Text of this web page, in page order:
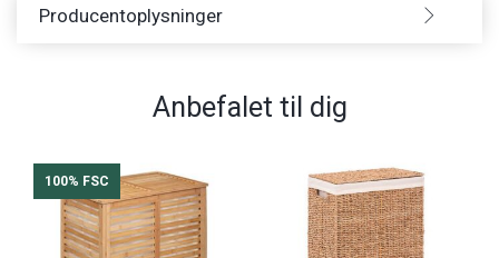
Producentoplysninger
Anbefalet til dig
100% FSC